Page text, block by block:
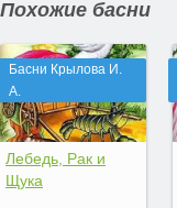
Похожие басни
Басни Крылова И.
А.
Лебедь, Рак и
Щука